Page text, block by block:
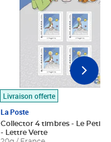
Livraison offerte
La Poste
Collector 4 timbres - Le Petit
- Lettre Verte